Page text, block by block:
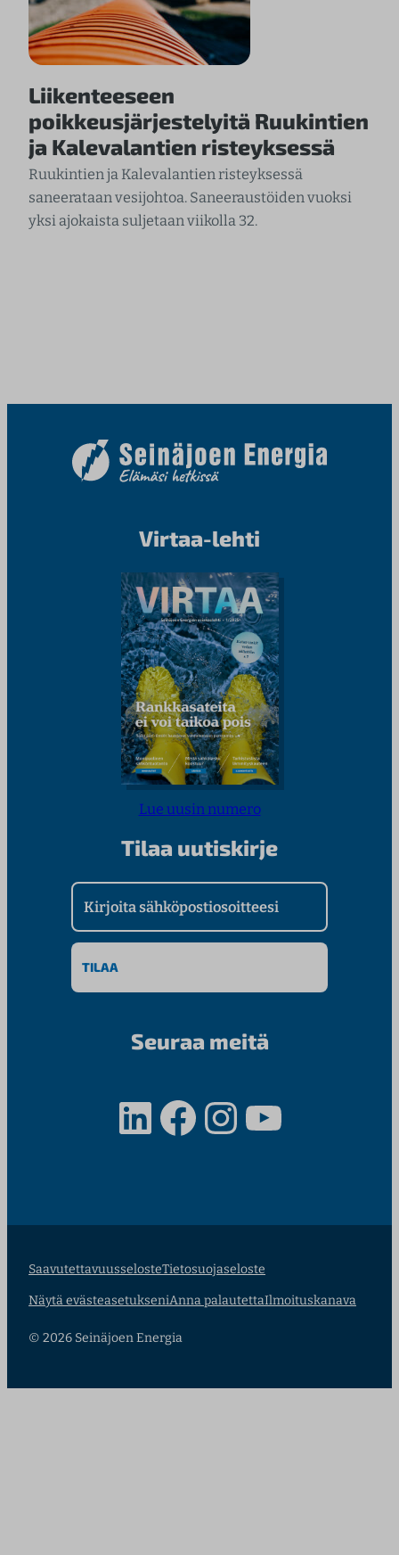
Liikenteeseen
poikkeusjärjestelyitä Ruukintien
ja Kalevalantien risteyksessä
Ruukintien ja Kalevalantien risteyksessä
saneerataan vesijohtoa. Saneeraustöiden vuoksi
yksi ajokaista suljetaan viikolla 32.
Virtaa-lehti
Lue uusin numero
Tilaa uutiskirje
Kirjoita sähköpostiosoitteesi
Seuraa meitä
LinkedIn Facebook InstagramYouTube
SaavutettavuusselosteTietosuojaseloste
Näytä evästeasetukseniAnna palautettaIlmoituskanava
© 2026 Seinäjoen Energia